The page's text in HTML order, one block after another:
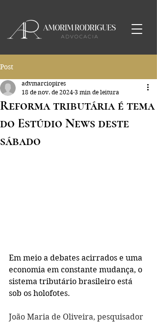
Post
Reforma tributária é tema
do Estúdio News deste
sábado
advmarciopires
18 de nov. de 2024 3 min de leitura
Em meio a debates acirrados e uma
economia em constante mudança, o
sistema tributário brasileiro está
sob os holofotes.
João Maria de Oliveira, pesquisador